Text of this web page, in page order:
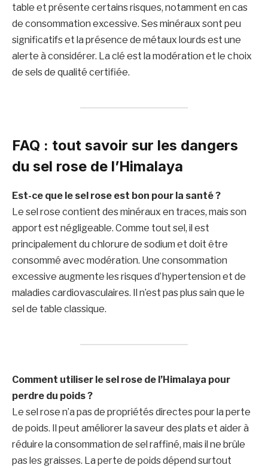
table et présente certains risques, notamment en cas
de consommation excessive. Ses minéraux sont peu
significatifs et la présence de métaux lourds est une
alerte à considérer. La clé est la modération et le choix
de sels de qualité certifiée.
FAQ : tout savoir sur les dangers
du sel rose de l’Himalaya
Est-ce que le sel rose est bon pour la santé ?
Le sel rose contient des minéraux en traces, mais son
apport est négligeable. Comme tout sel, il est
principalement du chlorure de sodium et doit être
consommé avec modération. Une consommation
excessive augmente les risques d’hypertension et de
maladies cardiovasculaires. Il n’est pas plus sain que le
sel de table classique.
Comment utiliser le sel rose de l’Himalaya pour
perdre du poids ?
Le sel rose n’a pas de propriétés directes pour la perte
de poids. Il peut améliorer la saveur des plats et aider à
réduire la consommation de sel raffiné, mais il ne brûle
pas les graisses. La perte de poids dépend surtout